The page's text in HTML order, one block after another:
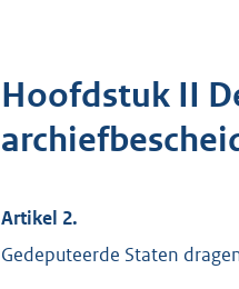
Hoofdstuk II
Artikel 2.
Gedeputeerde Staten